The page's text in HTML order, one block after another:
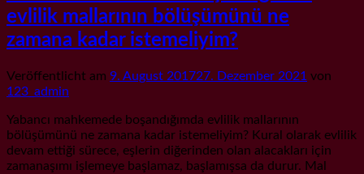
evlilik mallarının bölüşümünü ne
zamana kadar istemeliyim?
Veröffentlicht am 9. August 201727. Dezember 2021 von
123_admin
Yabancı mahkemede boşandığımda evlilik mallarının
bölüşümünü ne zamana kadar istemeliyim? Kural olarak evlilik
devam ettiği sürece, eşlerin diğerinden olan alacakları için
zamanaşımı işlemeye başlamaz, başlamışsa da durur. Mal